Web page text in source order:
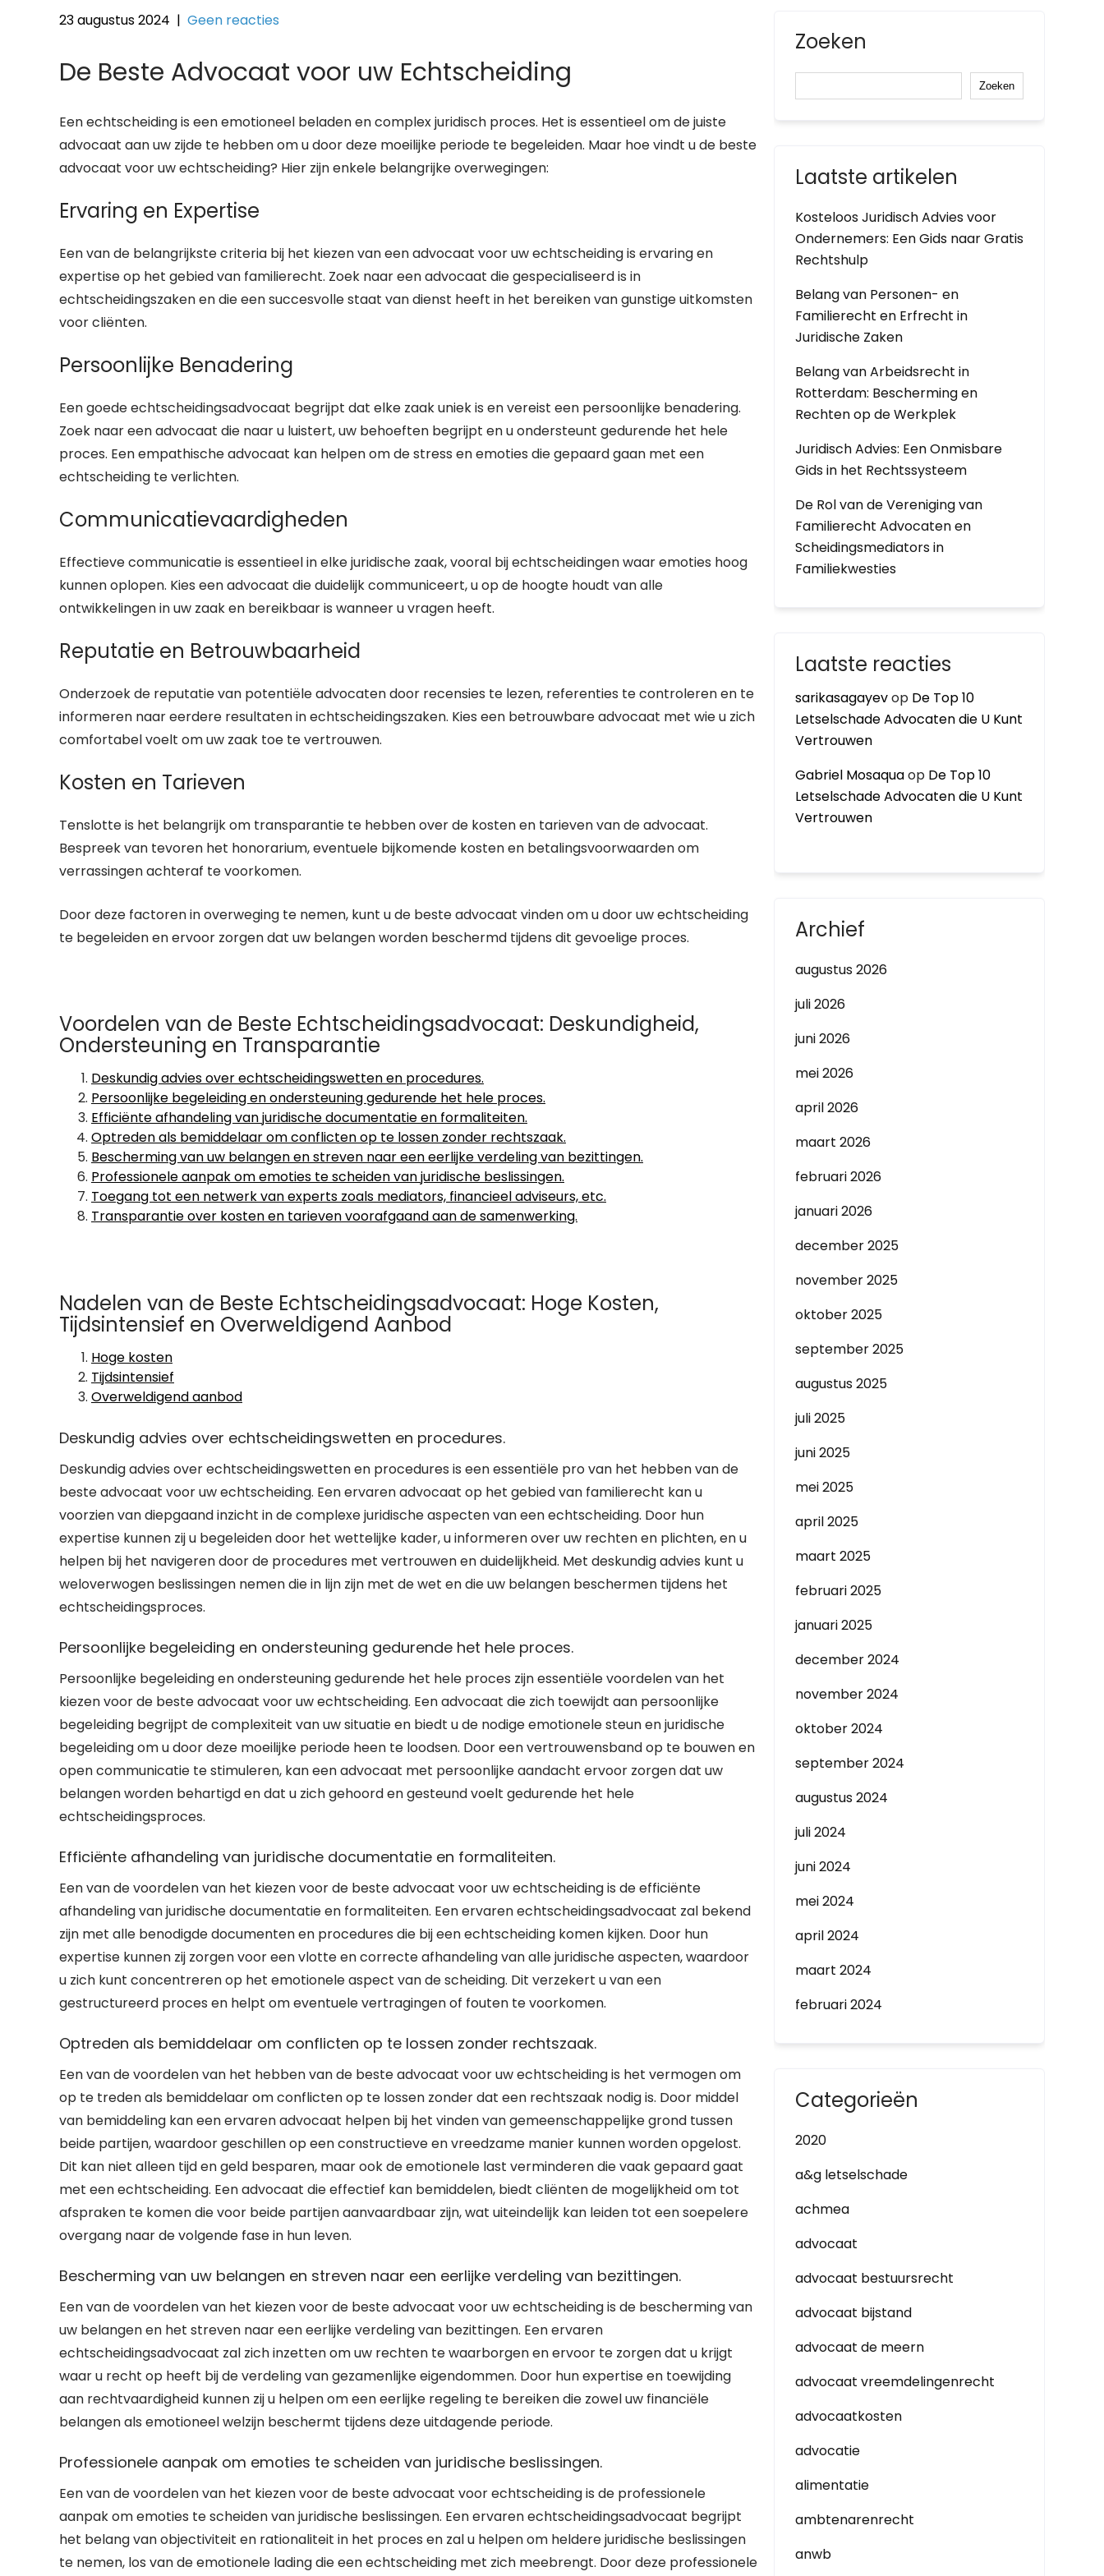
23 augustus 2024 | Geen reacties
De Beste Advocaat voor uw Echtscheiding
Een echtscheiding is een emotioneel beladen en complex juridisch proces. Het is essentieel om de juiste
advocaat aan uw zijde te hebben om u door deze moeilijke periode te begeleiden. Maar hoe vindt u de beste
advocaat voor uw echtscheiding? Hier zijn enkele belangrijke overwegingen:
Ervaring en Expertise
Een van de belangrijkste criteria bij het kiezen van een advocaat voor uw echtscheiding is ervaring en
expertise op het gebied van familierecht. Zoek naar een advocaat die gespecialiseerd is in
echtscheidingszaken en die een succesvolle staat van dienst heeft in het bereiken van gunstige uitkomsten
voor cliënten.
Persoonlijke Benadering
Een goede echtscheidingsadvocaat begrijpt dat elke zaak uniek is en vereist een persoonlijke benadering.
Zoek naar een advocaat die naar u luistert, uw behoeften begrijpt en u ondersteunt gedurende het hele
proces. Een empathische advocaat kan helpen om de stress en emoties die gepaard gaan met een
echtscheiding te verlichten.
Communicatievaardigheden
Effectieve communicatie is essentieel in elke juridische zaak, vooral bij echtscheidingen waar emoties hoog
kunnen oplopen. Kies een advocaat die duidelijk communiceert, u op de hoogte houdt van alle
ontwikkelingen in uw zaak en bereikbaar is wanneer u vragen heeft.
Reputatie en Betrouwbaarheid
Onderzoek de reputatie van potentiële advocaten door recensies te lezen, referenties te controleren en te
informeren naar eerdere resultaten in echtscheidingszaken. Kies een betrouwbare advocaat met wie u zich
comfortabel voelt om uw zaak toe te vertrouwen.
Kosten en Tarieven
Tenslotte is het belangrijk om transparantie te hebben over de kosten en tarieven van de advocaat.
Bespreek van tevoren het honorarium, eventuele bijkomende kosten en betalingsvoorwaarden om
verrassingen achteraf te voorkomen.
Door deze factoren in overweging te nemen, kunt u de beste advocaat vinden om u door uw echtscheiding
te begeleiden en ervoor zorgen dat uw belangen worden beschermd tijdens dit gevoelige proces.
Voordelen van de Beste Echtscheidingsadvocaat: Deskundigheid,
Ondersteuning en Transparantie
Deskundig advies over echtscheidingswetten en procedures.
Persoonlijke begeleiding en ondersteuning gedurende het hele proces.
Efficiënte afhandeling van juridische documentatie en formaliteiten.
Optreden als bemiddelaar om conflicten op te lossen zonder rechtszaak.
Bescherming van uw belangen en streven naar een eerlijke verdeling van bezittingen.
Professionele aanpak om emoties te scheiden van juridische beslissingen.
Toegang tot een netwerk van experts zoals mediators, financieel adviseurs, etc.
Transparantie over kosten en tarieven voorafgaand aan de samenwerking.
Nadelen van de Beste Echtscheidingsadvocaat: Hoge Kosten,
Tijdsintensief en Overweldigend Aanbod
Hoge kosten
Tijdsintensief
Overweldigend aanbod
Deskundig advies over echtscheidingswetten en procedures.
Deskundig advies over echtscheidingswetten en procedures is een essentiële pro van het hebben van de
beste advocaat voor uw echtscheiding. Een ervaren advocaat op het gebied van familierecht kan u
voorzien van diepgaand inzicht in de complexe juridische aspecten van een echtscheiding. Door hun
expertise kunnen zij u begeleiden door het wettelijke kader, u informeren over uw rechten en plichten, en u
helpen bij het navigeren door de procedures met vertrouwen en duidelijkheid. Met deskundig advies kunt u
weloverwogen beslissingen nemen die in lijn zijn met de wet en die uw belangen beschermen tijdens het
echtscheidingsproces.
Persoonlijke begeleiding en ondersteuning gedurende het hele proces.
Persoonlijke begeleiding en ondersteuning gedurende het hele proces zijn essentiële voordelen van het
kiezen voor de beste advocaat voor uw echtscheiding. Een advocaat die zich toewijdt aan persoonlijke
begeleiding begrijpt de complexiteit van uw situatie en biedt u de nodige emotionele steun en juridische
begeleiding om u door deze moeilijke periode heen te loodsen. Door een vertrouwensband op te bouwen en
open communicatie te stimuleren, kan een advocaat met persoonlijke aandacht ervoor zorgen dat uw
belangen worden behartigd en dat u zich gehoord en gesteund voelt gedurende het hele
echtscheidingsproces.
Efficiënte afhandeling van juridische documentatie en formaliteiten.
Een van de voordelen van het kiezen voor de beste advocaat voor uw echtscheiding is de efficiënte
afhandeling van juridische documentatie en formaliteiten. Een ervaren echtscheidingsadvocaat zal bekend
zijn met alle benodigde documenten en procedures die bij een echtscheiding komen kijken. Door hun
expertise kunnen zij zorgen voor een vlotte en correcte afhandeling van alle juridische aspecten, waardoor
u zich kunt concentreren op het emotionele aspect van de scheiding. Dit verzekert u van een
gestructureerd proces en helpt om eventuele vertragingen of fouten te voorkomen.
Optreden als bemiddelaar om conflicten op te lossen zonder rechtszaak.
Een van de voordelen van het hebben van de beste advocaat voor uw echtscheiding is het vermogen om
op te treden als bemiddelaar om conflicten op te lossen zonder dat een rechtszaak nodig is. Door middel
van bemiddeling kan een ervaren advocaat helpen bij het vinden van gemeenschappelijke grond tussen
beide partijen, waardoor geschillen op een constructieve en vreedzame manier kunnen worden opgelost.
Dit kan niet alleen tijd en geld besparen, maar ook de emotionele last verminderen die vaak gepaard gaat
met een echtscheiding. Een advocaat die effectief kan bemiddelen, biedt cliënten de mogelijkheid om tot
afspraken te komen die voor beide partijen aanvaardbaar zijn, wat uiteindelijk kan leiden tot een soepelere
overgang naar de volgende fase in hun leven.
Bescherming van uw belangen en streven naar een eerlijke verdeling van bezittingen.
Een van de voordelen van het kiezen voor de beste advocaat voor uw echtscheiding is de bescherming van
uw belangen en het streven naar een eerlijke verdeling van bezittingen. Een ervaren
echtscheidingsadvocaat zal zich inzetten om uw rechten te waarborgen en ervoor te zorgen dat u krijgt
waar u recht op heeft bij de verdeling van gezamenlijke eigendommen. Door hun expertise en toewijding
aan rechtvaardigheid kunnen zij u helpen om een eerlijke regeling te bereiken die zowel uw financiële
belangen als emotioneel welzijn beschermt tijdens deze uitdagende periode.
Professionele aanpak om emoties te scheiden van juridische beslissingen.
Een van de voordelen van het kiezen voor de beste advocaat voor echtscheiding is de professionele
aanpak om emoties te scheiden van juridische beslissingen. Een ervaren echtscheidingsadvocaat begrijpt
het belang van objectiviteit en rationaliteit in het proces en zal u helpen om heldere juridische beslissingen
te nemen, los van de emotionele lading die een echtscheiding met zich meebrengt. Door deze professionele
Zoeken
Zoeken
Laatste artikelen
Kosteloos Juridisch Advies voor
Ondernemers: Een Gids naar Gratis
Rechtshulp
Belang van Personen- en
Familierecht en Erfrecht in
Juridische Zaken
Belang van Arbeidsrecht in
Rotterdam: Bescherming en
Rechten op de Werkplek
Juridisch Advies: Een Onmisbare
Gids in het Rechtssysteem
De Rol van de Vereniging van
Familierecht Advocaten en
Scheidingsmediators in
Familiekwesties
Laatste reacties
sarikasagayevop De Top 10
Letselschade Advocaten die U Kunt
Vertrouwen
Gabriel Mosaquaop De Top 10
Letselschade Advocaten die U Kunt
Vertrouwen
Archief
augustus 2026
juli 2026
juni 2026
mei 2026
april 2026
maart 2026
februari 2026
januari 2026
december 2025
november 2025
oktober 2025
september 2025
augustus 2025
juli 2025
juni 2025
mei 2025
april 2025
maart 2025
februari 2025
januari 2025
december 2024
november 2024
oktober 2024
september 2024
augustus 2024
juli 2024
juni 2024
mei 2024
april 2024
maart 2024
februari 2024
Categorieën
2020
a&g letselschade
achmea
advocaat
advocaat bestuursrecht
advocaat bijstand
advocaat de meern
advocaat vreemdelingenrecht
advocaatkosten
advocatie
alimentatie
ambtenarenrecht
anwb